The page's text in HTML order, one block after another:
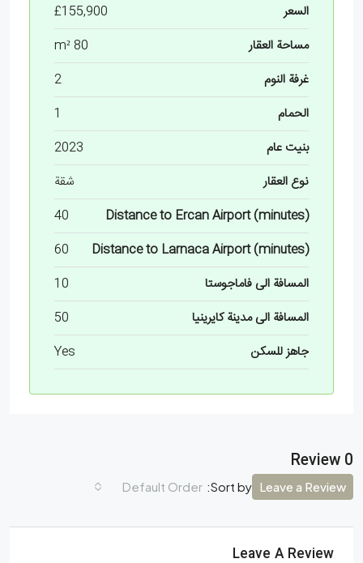
السعر
£155,900
مساحة العقار
80 m²
غرفة النوم
2
الحمام
1
بنيت عام
2023
نوع العقار
شقة
Distance to Ercan Airport (minutes)
40
Distance to Larnaca Airport (minutes)
60
المسافة الى فاماجوستا
10
المسافة الى مدينة كايرينيا
50
جاهز للسكن
Yes
0 Review
Sort by:
Default Order Leave a Review
Leave A Review